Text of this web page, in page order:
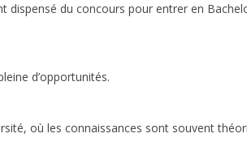
dispensé du concours pour entrer en
d’opportunités.
où les connaissances sont souvent